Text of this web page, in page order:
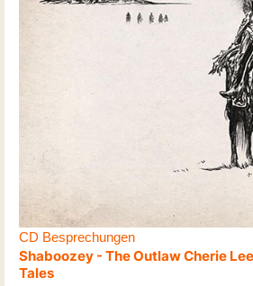
CD Besprechungen
Shaboozey - The Outlaw Cherie
Tales